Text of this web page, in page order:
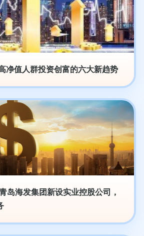
净值人群投资创富的六大新趋势
岛海发集团新设实业控股公司，